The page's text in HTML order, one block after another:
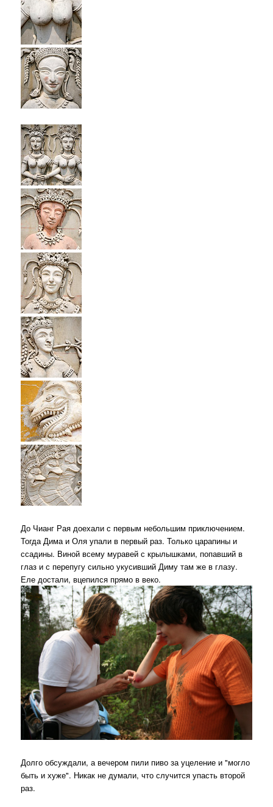
До Чианг Рая доехали с первым небольшим приключением.
Тогда Дима и Оля упали в первый раз. Только царапины и
ссадины. Виной всему муравей с крылышками, попавший в
глаз и с перепугу сильно укусивший Диму там же в глазу.
Еле достали, вцепился прямо в веко.
Долго обсуждали, а вечером пили пиво за уцеление и "могло
быть и хуже". Никак не думали, что случится упасть второй
раз.